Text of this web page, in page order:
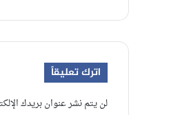
اترك تعليقاً
لن يتم نشر عنوان بريدك